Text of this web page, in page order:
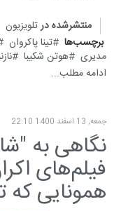
منتشرشده درتلویزیون
برچسب‌ها
تینا پاکروان
مدیری
هوتن شکیبا
ادامه مطلب...
جمعه, 13 اسفند 1400 22:10
نگاهی به
فیلم‌های
همونایی